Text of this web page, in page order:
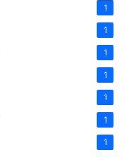
1
1
1
1
1
1
1